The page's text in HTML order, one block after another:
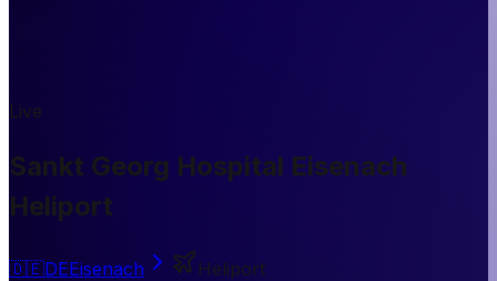
Live
Sankt Georg Hospital Eisenach
Heliport
🇩🇪DEEisenach
Heliport